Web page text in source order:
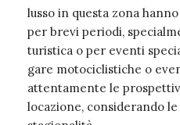
lusso in questa zona
per brevi periodi,
turistica o per eventi
gare motociclistiche o
attentamente le
locazione, considerando